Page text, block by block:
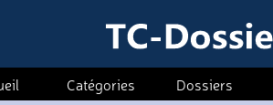
Catégories Dossiers